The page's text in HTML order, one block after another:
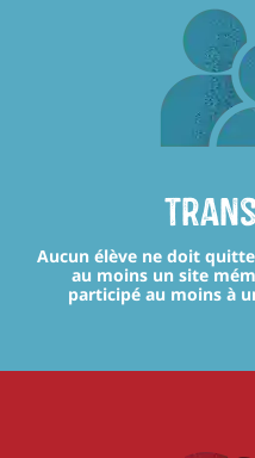
Aucun élève ne doit
au moins un site
participé au moins à